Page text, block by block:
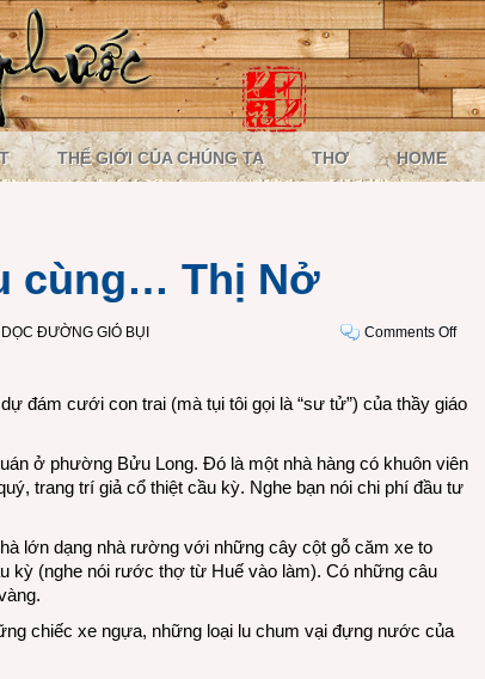
THẾ GIỚI CỦA CHÚNG TA THƠ HOME
cùng… Thị Nở
DỌC ĐƯỜNG GIÓ BỤI Comments Offon
phiêu
Nở
đám cưới con trai (mà tụi tôi gọi là “sư tử”) của thầy giáo
ở phường Bửu Long. Đó là một nhà hàng có khuôn viên
trang trí giả cổ thiệt cầu kỳ. Nghe bạn nói chi phí đầu tư
lớn dạng nhà rường với những cây cột gỗ căm xe to
kỳ (nghe nói rước thợ từ Huế vào làm). Có những câu
chiếc xe ngựa, những loại lu chum vại đựng nước của